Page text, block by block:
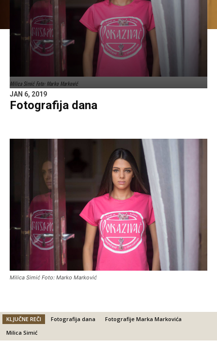
Milica Simić Foto: Marko Marković
JAN 6, 2019
Fotografija dana
Milica Simić Foto: Marko Marković
KLJUČNE REČI Fotografija dana
Fotografije Marka Markovića
Milica Simić